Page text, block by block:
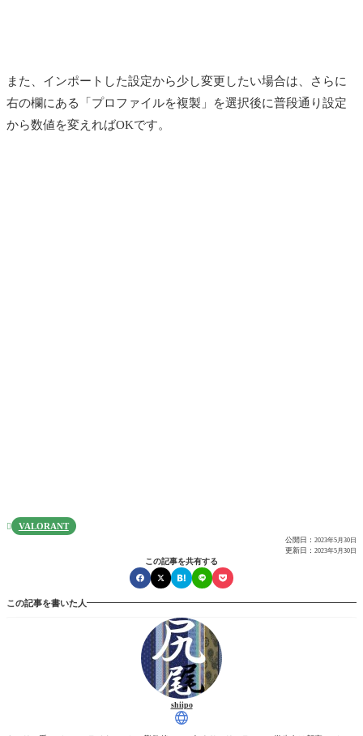
また、インポートした設定から少し変更したい場合は、さらに
右の欄にある「プロファイルを複製」を選択後に普段通り設定
から数値を変えればOKです。
 VALORANT
公開日： 2023年5月30日
更新日： 2023年5月30日
この記事を共有する
この記事を書いた人
shiipo